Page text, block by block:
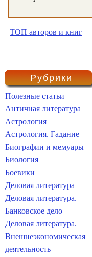
ТОП авторов и книг
Рубрики
Полезные статьи
Античная литература
Астрология
Астрология. Гадание
Биографии и мемуары
Биология
Боевики
Деловая литература
Деловая литература.
Банковское дело
Деловая литература.
Внешнеэкономическая
деятельность